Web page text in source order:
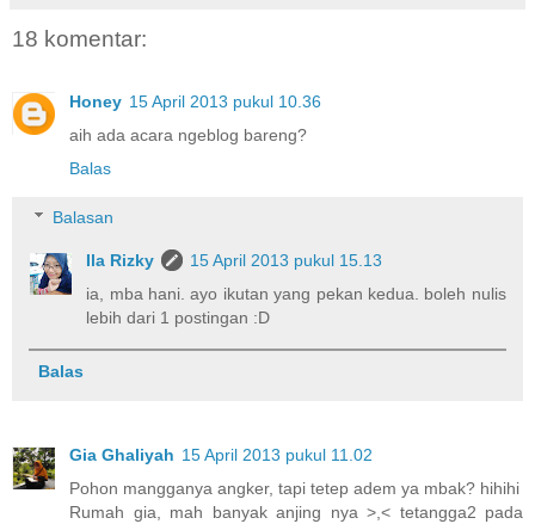
18 komentar:
Honey 15 April 2013 pukul 10.36
aih ada acara ngeblog bareng?
Balas
Balasan
Ila Rizky
15 April 2013 pukul 15.13
ia, mba hani. ayo ikutan yang pekan kedua. boleh nulis
lebih dari 1 postingan :D
Balas
Gia Ghaliyah 15 April 2013 pukul 11.02
Pohon mangganya angker, tapi tetep adem ya mbak? hihihi
Rumah gia, mah banyak anjing nya >,< tetangga2 pada